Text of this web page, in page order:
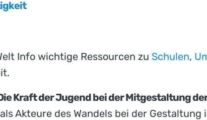
Info wichtige Ressourcen zu Schulen,
Kraft der Jugend bei der Mitgestaltung
Akteure des Wandels bei der